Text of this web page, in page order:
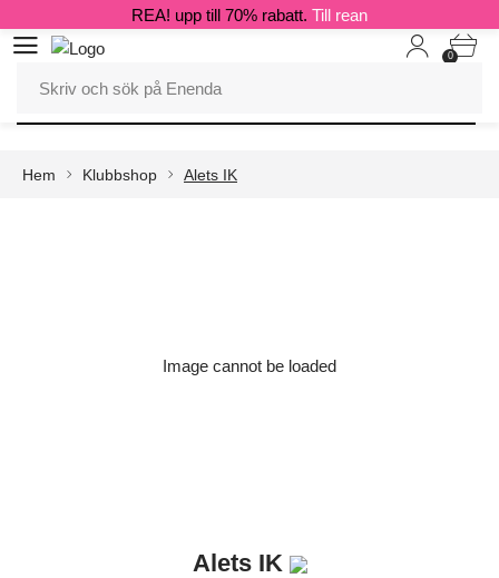
0
REA! upp till 70% rabatt. Till rean
Hem Klubbshop Alets IK
Image cannot be loaded
Alets IK